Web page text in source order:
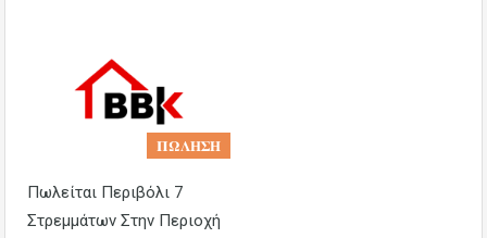
𝚷𝛀𝚲𝚮𝚺𝚮
Πωλείται Περιβόλι 7
Στρεμμάτων Στην Περιοχή